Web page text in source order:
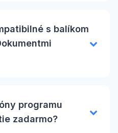
s balíkom
programu
zadarmo?